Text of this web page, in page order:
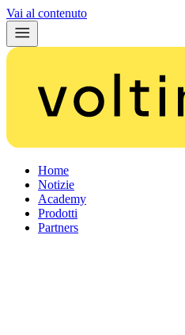
Vai al contenuto
Home
Notizie
Academy
Prodotti
Partners